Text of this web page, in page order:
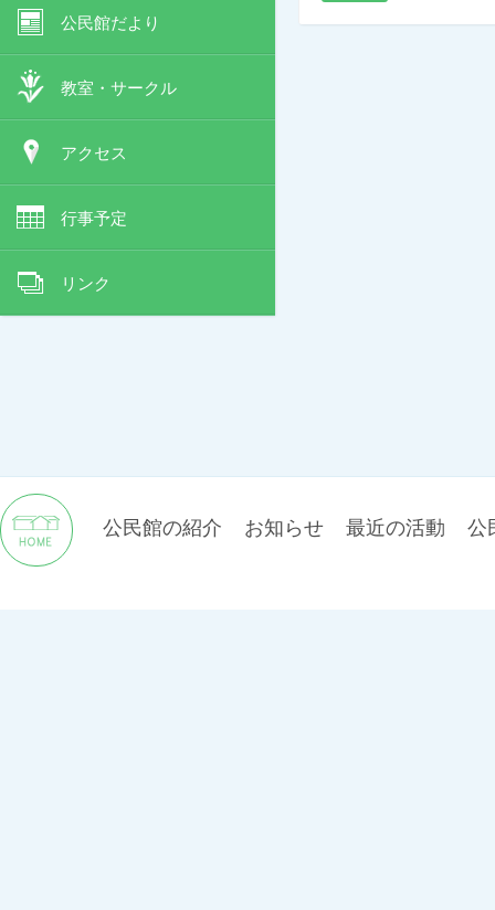
公民館だより
教室・サークル
アクセス
行事予定
リンク
公民館の紹介 お知らせ 最近の活動 公